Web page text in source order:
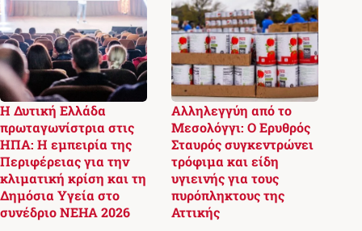
Η Δυτική Ελλάδα
πρωταγωνίστρια στις
ΗΠΑ: Η εμπειρία της
Περιφέρειας για την
κλιματική κρίση και τη
Δημόσια Υγεία στο
συνέδριο NEHA 2026
Αλληλεγγύη από το
Μεσολόγγι: Ο Ερυθρός
Σταυρός συγκεντρώνει
τρόφιμα και είδη
υγιεινής για τους
πυρόπληκτους της
Αττικής